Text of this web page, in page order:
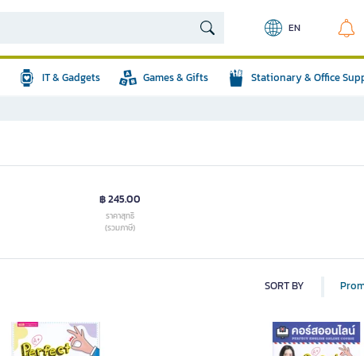
EN
IT & Gadgets Games & Gifts Stationary & Office
฿ 245.00
ราคาสุทธิ
(รวมภาษี)
SORT BY